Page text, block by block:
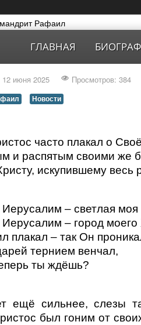
ГЛАВНАЯ
июня 2025 Просмотров: 384
Новости
часто плакал о
и распятым своими же
искупившему весь
– светлая моя
– город моего
плакал – так Он
тернием венчал,
ты ждёшь?
ещё сильнее, слезы
был гоним от